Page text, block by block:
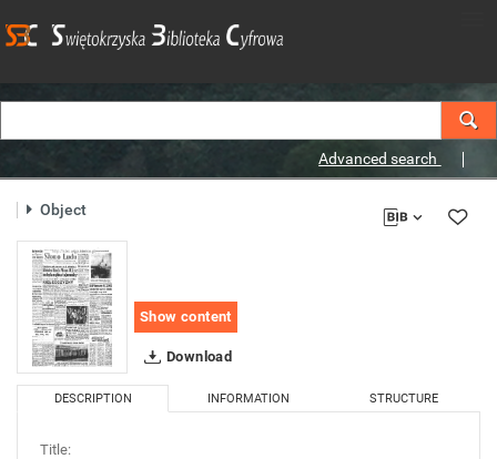
Advanced search
Object
Show content
Download
DESCRIPTION INFORMATION STRUCTURE
Title: